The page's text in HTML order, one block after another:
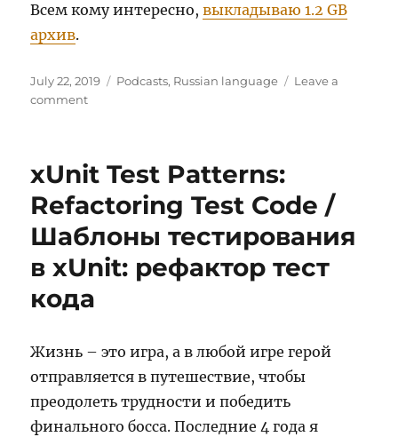
Всем кому интересно,выкладываю 1.2 GB
архив.
Posted
on
July 22, 2019 Categories
Podcasts, Russian language
Leave a
commenton
и
с
rpod.ru
xUnit Test Patterns:
Refactoring Test Code /
Шаблоны тестирования
в xUnit: рефактор тест
кода
Жизнь – это игра, а в любой игре герой
отправляется в путешествие, чтобы
преодолеть трудности и победить
финального босса. Последние 4 года я